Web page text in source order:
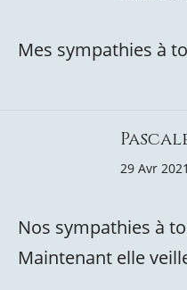
Mes sympathies à
29 Avr
Nos sympathies à
Maintenant elle